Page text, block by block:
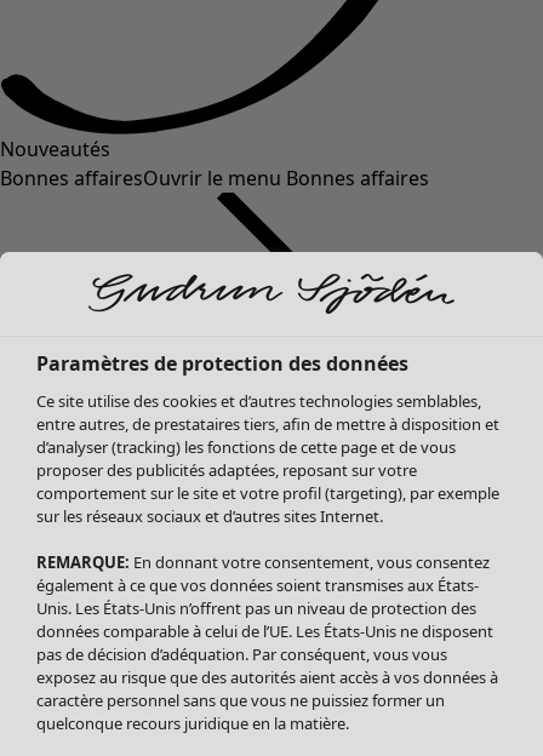
Nouveautés
Bonnes affairesOuvrir le menu Bonnes affaires
Soldes Vêtements
Tous les vêtements
Robes
Tuniques
Blouses
Tops
Gilets
Pantalon
Jupes
Paramètres de protection des données
Ce site utilise des cookies et d’autres technologies semblables,
entre autres, de prestataires tiers, afin de mettre à disposition et
d’analyser (tracking) les fonctions de cette page et de vous
proposer des publicités adaptées, reposant sur votre
comportement sur le site et votre profil (targeting), par exemple
sur les réseaux sociaux et d’autres sites Internet.
REMARQUE: En donnant votre consentement, vous consentez
également à ce que vos données soient transmises aux États-
Unis. Les États-Unis n’offrent pas un niveau de protection des
données comparable à celui de l’UE. Les États-Unis ne disposent
pas de décision d’adéquation. Par conséquent, vous vous
exposez au risque que des autorités aient accès à vos données à
caractère personnel sans que vous ne puissiez former un
quelconque recours juridique en la matière.